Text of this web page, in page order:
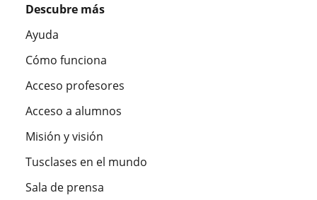
Descubre más
Ayuda
Cómo funciona
Acceso profesores
Acceso a alumnos
Misión y visión
Tusclases en el mundo
Sala de prensa